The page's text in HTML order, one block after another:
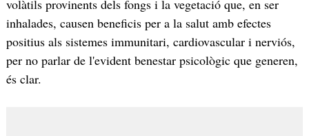
volàtils provinents dels fongs i la vegetació que, en ser
inhalades, causen beneficis per a la salut amb efectes
positius als sistemes immunitari, cardiovascular i nerviós,
per no parlar de l'evident benestar psicològic que generen,
és clar.